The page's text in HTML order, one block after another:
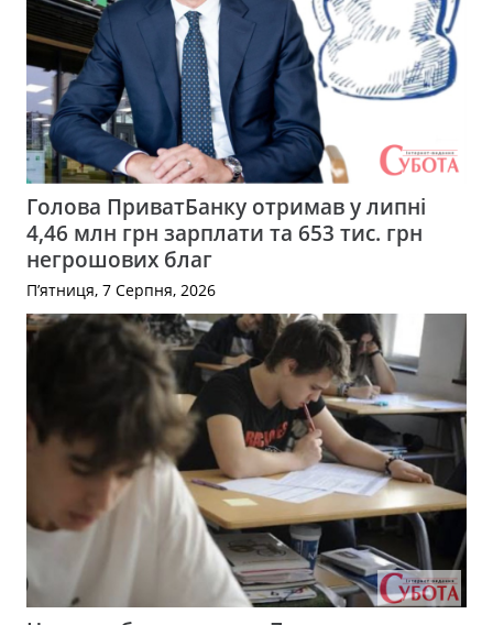
Голова ПриватБанку отримав у липні
4,46 млн грн зарплати та 653 тис. грн
негрошових благ
П’ятниця, 7 Серпня, 2026